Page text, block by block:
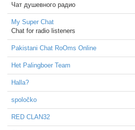
Чат душевного радио
My Super Chat
Chat for radio listeners
Pakistani Chat RoOms Online
Het Palingboer Team
Halla?
spoločko
RED CLAN32